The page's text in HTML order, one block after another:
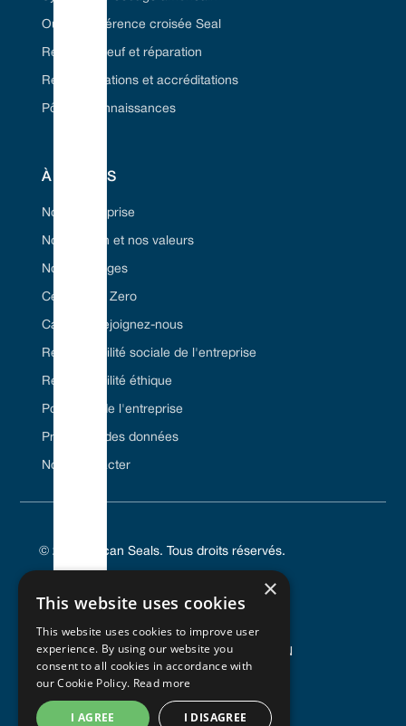
Outil de référence croisée Seal
Remise à neuf et réparation
Réglementations et accréditations
Pôle de connaissances
À PROPOS
Notre entreprise
Notre vision et nos valeurs
Nos avantages
Certifié Net Zero
Carrière/Rejoignez-nous
Responsabilité sociale de l'entreprise
Responsabilité éthique
Politiques de l'entreprise
Protection des données
Nous contacter
© 2024 Vulcan Seals. Tous droits réservés.
POLITIQUE DE CONFIDENTIALITÉ
CONDITIONS GÉNÉRALES D'UTILISATION
POLITIQUE EN MATIÈRE DE COOKIES
×
This website uses cookies
This website uses cookies to improve user
experience. By using our website you
consent to all cookies in accordance with
our Cookie Policy. Read more
I AGREE I DISAGREE